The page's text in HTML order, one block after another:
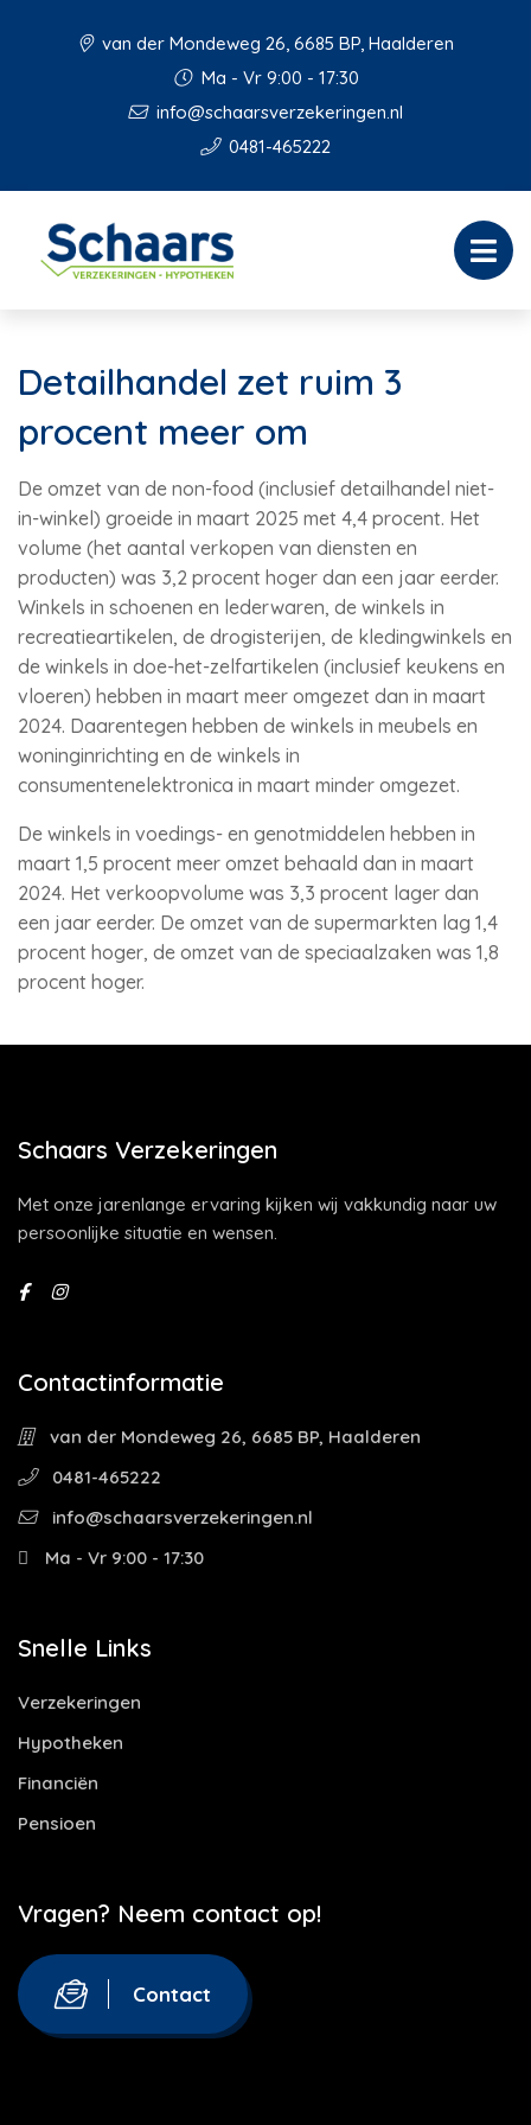
van der Mondeweg 26, 6685 BP, Haalderen
Ma - Vr 9:00 - 17:30
info@schaarsverzekeringen.nl
0481-465222
Detailhandel zet ruim 3
procent meer om
De omzet van de non-food (inclusief detailhandel niet-
in-winkel) groeide in maart 2025 met 4,4 procent. Het
volume (het aantal verkopen van diensten en
producten) was 3,2 procent hoger dan een jaar eerder.
Winkels in schoenen en lederwaren, de winkels in
recreatieartikelen, de drogisterijen, de kledingwinkels en
de winkels in doe-het-zelfartikelen (inclusief keukens en
vloeren) hebben in maart meer omgezet dan in maart
2024. Daarentegen hebben de winkels in meubels en
woninginrichting en de winkels in
consumentenelektronica in maart minder omgezet.
De winkels in voedings- en genotmiddelen hebben in
maart 1,5 procent meer omzet behaald dan in maart
2024. Het verkoopvolume was 3,3 procent lager dan
een jaar eerder. De omzet van de supermarkten lag 1,4
procent hoger, de omzet van de speciaalzaken was 1,8
procent hoger.
Schaars Verzekeringen
Met onze jarenlange ervaring kijken wij vakkundig naar uw
persoonlijke situatie en wensen.
Contactinformatie
van der Mondeweg 26, 6685 BP, Haalderen
0481-465222
info@schaarsverzekeringen.nl
Ma - Vr 9:00 - 17:30
Snelle Links
Verzekeringen
Hypotheken
Financiën
Pensioen
Vragen? Neem contact op!
Contact